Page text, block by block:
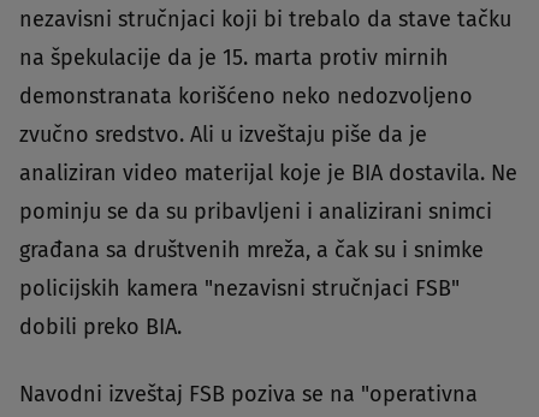
nezavisni stručnjaci koji bi trebalo da stave tačku
na špekulacije da je 15. marta protiv mirnih
demonstranata korišćeno neko nedozvoljeno
zvučno sredstvo. Ali u izveštaju piše da je
analiziran video materijal koje je BIA dostavila. Ne
pominju se da su pribavljeni i analizirani snimci
građana sa društvenih mreža, a čak su i snimke
policijskih kamera "nezavisni stručnjaci FSB"
dobili preko BIA.
Navodni izveštaj FSB poziva se na "operativna